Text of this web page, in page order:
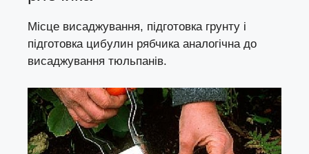
Місце висаджування, підготовка грунту і
підготовка цибулин рябчика аналогічна до
висаджування тюльпанів.